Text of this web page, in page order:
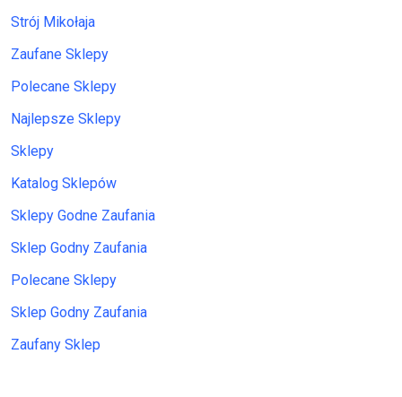
Strój Mikołaja
Zaufane Sklepy
Polecane Sklepy
Najlepsze Sklepy
Sklepy
Katalog Sklepów
Sklepy Godne Zaufania
Sklep Godny Zaufania
Polecane Sklepy
Sklep Godny Zaufania
Zaufany Sklep